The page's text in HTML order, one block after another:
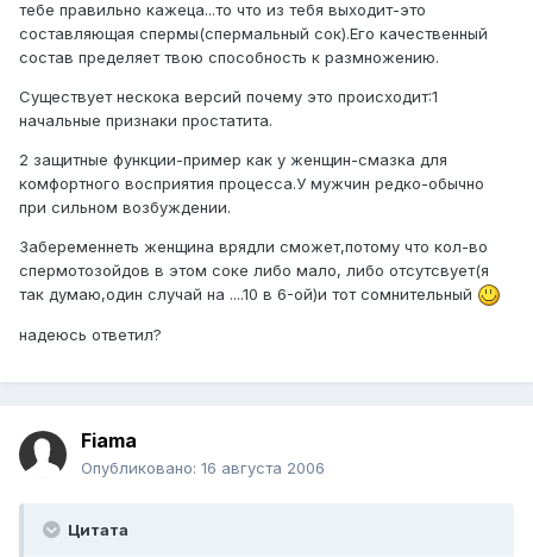
тебе правильно кажеца...то что из тебя выходит-это
составляющая спермы(спермальный сок).Его качественный
состав пределяет твою способность к размножению.
Существует нескока версий почему это происходит:1
начальные признаки простатита.
2 защитные функции-пример как у женщин-смазка для
комфортного восприятия процесса.У мужчин редко-обычно
при сильном возбуждении.
Забеременнеть женщина врядли сможет,потому что кол-во
спермотозойдов в этом соке либо мало, либо отсутсвует(я
так думаю,один случай на ....10 в 6-ой)и тот сомнительный
надеюсь ответил?
Fiama
Опубликовано: 16 августа 2006
Цитата